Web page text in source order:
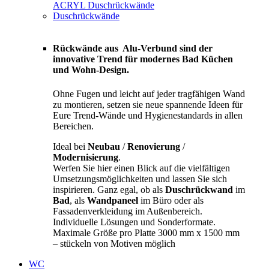
ACRYL Duschrückwände
Duschrückwände
Rückwände aus Alu-Verbund sind der
innovative Trend für modernes Bad Küchen
und Wohn-Design.
Ohne Fugen und leicht auf jeder tragfähigen Wand
zu montieren, setzen sie neue spannende Ideen für
Eure Trend-Wände und Hygienestandards in allen
Bereichen.
Ideal bei Neubau /Renovierung /
Modernisierung.
Werfen Sie hier einen Blick auf die vielfältigen
Umsetzungsmöglichkeiten und lassen Sie sich
inspirieren. Ganz egal, ob als Duschrückwand im
Bad, als Wandpaneel im Büro oder als
Fassadenverkleidung im Außenbereich.
Individuelle Lösungen und Sonderformate.
Maximale Größe pro Platte 3000 mm x 1500 mm
– stückeln von Motiven möglich
WC